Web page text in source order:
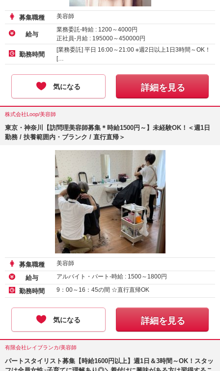
募集職種 美容師
給与
業務委託-時給 : 1200～4000円
正社員-月給 : 195000～450000円
勤務時間
[業務委託] 平日 16:00～21:00 ※週2日以上1日3時間～OK！
[…
気になる 詳細を見る
株式会社Loop/美容師
東京・神奈川【訪問理美容師募集＊時給1500円～】未経験OK！＜週1日
勤務 / 扶養範囲内・ブランク / 直行直帰＞
募集職種 美容師
給与 アルバイト・パート-時給 : 1500～ 1800円
勤務時間 9：00～16：45の間 ☆直行直帰OK
気になる 詳細を見る
有限会社レイブランカ/美容師
パートスタイリスト募集【時給1600円以上】週1日＆3時間～OK！スタッ